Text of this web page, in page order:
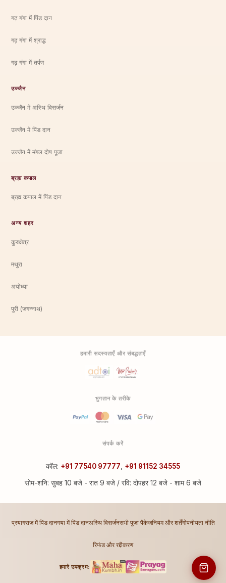
गढ़ गंगा में पिंड दान
गढ़ गंगा में श्राद्ध
गढ़ गंगा में तर्पण
उज्जैन
उज्जैन में अस्थि विसर्जन
उज्जैन में पिंड दान
उज्जैन में मंगल दोष पूजा
ब्रह्म कपाल
ब्रह्म कपाल में पिंड दान
अन्य शहर
कुरुक्षेत्र
मथुरा
अयोध्या
पुरी (जगन्नाथ)
हमारी सदस्यताएँ और संबद्धताएँ
भुगतान के तरीके
संपर्क करें
कॉल: +91 77540 97777 +91 91152 34555
सोम-शनि: सुबह 10 बजे - रात 9 बजे / रवि: दोपहर 12 बजे - शाम 6 बजे
प्रयागराज में पिंड दानगया में पिंड दानअस्थि विसर्जनसभी पूजा पैकेजनियम और शर्तेंगोपनीयता नीति
रिफंड और रद्दीकरण
हमारे उपक्रम: